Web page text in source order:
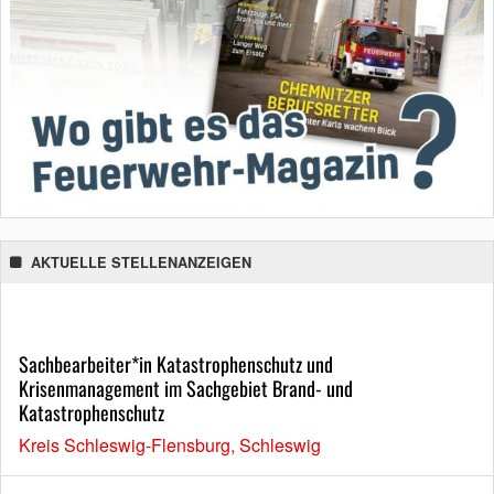
AKTUELLE STELLENANZEIGEN
Sachbearbeiter*in Katastrophenschutz und
Krisenmanagement im Sachgebiet Brand- und
Katastrophenschutz
Kreis Schleswig-Flensburg, Schleswig